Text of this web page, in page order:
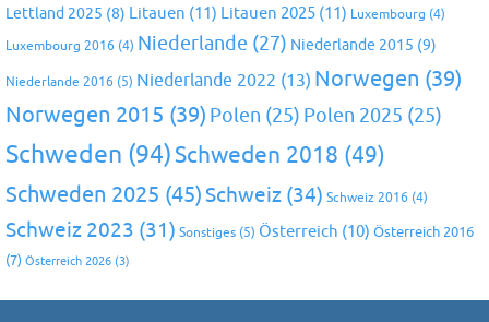
Lettland 2025 (8) Litauen (11) Litauen 2025 (11) Luxembourg (4)
Luxembourg 2016 (4) Niederlande (27) Niederlande 2015 (9)
Niederlande 2016 (5) Niederlande 2022 (13) Norwegen (39)
Norwegen 2015 (39) Polen (25) Polen 2025 (25)
Schweden (94)Schweden 2018 (49)
Schweden 2025 (45)Schweiz (34) Schweiz 2016 (4)
Schweiz 2023 (31) Sonstiges (5) Österreich (10) Österreich 2016
(7) Österreich 2026 (3)